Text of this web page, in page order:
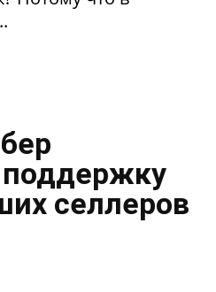
селлеров